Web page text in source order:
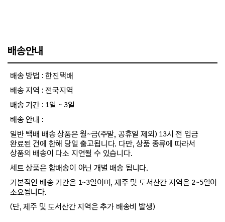
배송안내
배송 방법 : 한진택배
배송 지역 : 전국지역
배송 기간 : 1일 ~ 3일
배송 안내 :
일반 택배 배송 상품은 월~금(주말, 공휴일 제외) 13시 전 입금
완료된 건에 한해 당일 출고됩니다. 다만, 상품 종류에 따라서
상품의 배송이 다소 지연될 수 있습니다.
세트 상품은 합배송이 아닌 개별 배송 됩니다.
기본적인 배송 기간은 1~3일이며, 제주 및 도서산간 지역은 2~5일이
소요됩니다.
(단, 제주 및 도서산간 지역은 추가 배송비 발생)